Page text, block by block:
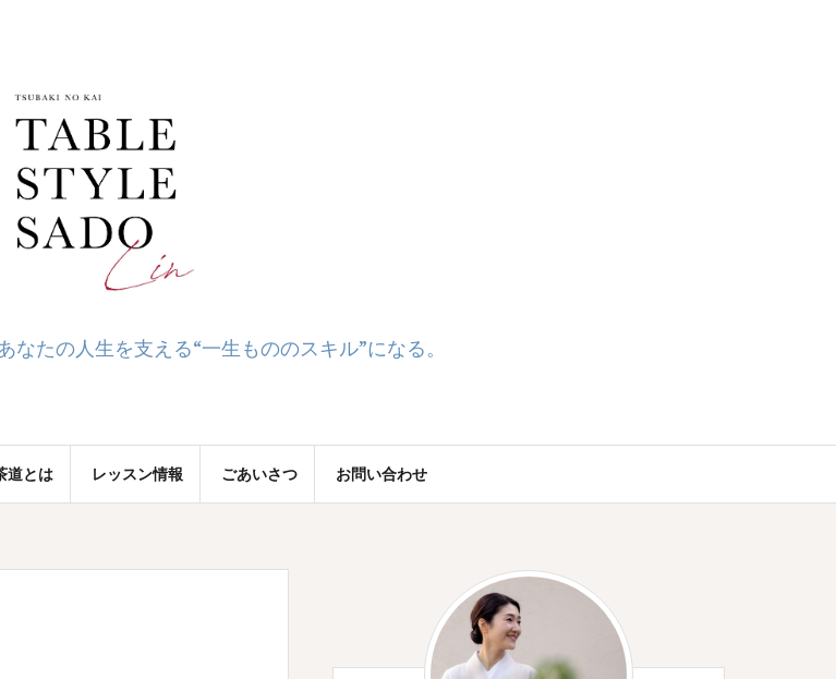
なたの人生を支える“一生もののスキル”になる。
道とは レッスン情報 ごあいさつ お問い合わせ